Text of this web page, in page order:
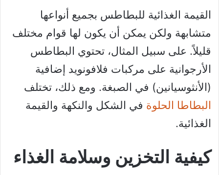
القيمة الغذائية للبطاطس بجميع أنواعها
متشابهة ولكن يمكن أن يكون لها قوام مختلف
قليلاً. على سبيل المثال، تحتوي البطاطس
الأرجوانية على مركبات فلافونويد إضافية
(الأنثوسيانين) في الصبغة. ومع ذلك، تختلف
البطاطا الحلوة في الشكل والنكهة والقيمة
الغذائية.
كيفية التخزين وسلامة الغذاء